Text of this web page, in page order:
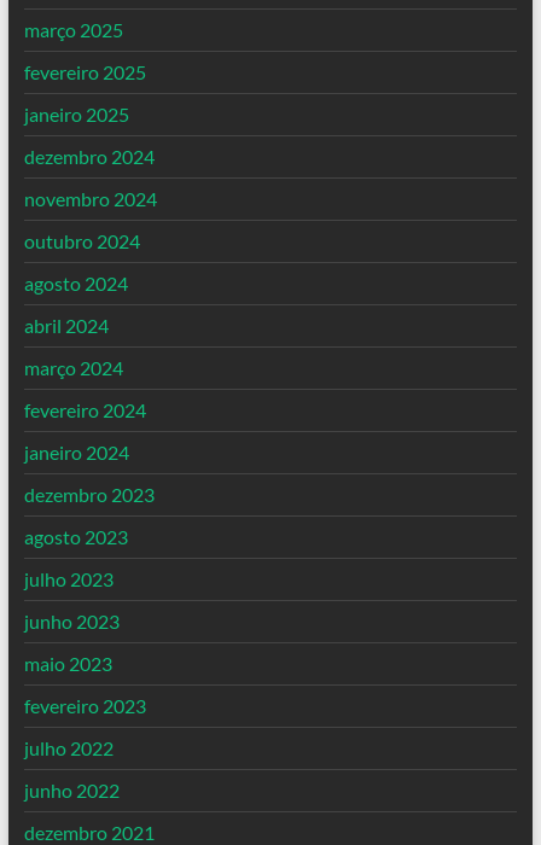
março 2025
fevereiro 2025
janeiro 2025
dezembro 2024
novembro 2024
outubro 2024
agosto 2024
abril 2024
março 2024
fevereiro 2024
janeiro 2024
dezembro 2023
agosto 2023
julho 2023
junho 2023
maio 2023
fevereiro 2023
julho 2022
junho 2022
dezembro 2021